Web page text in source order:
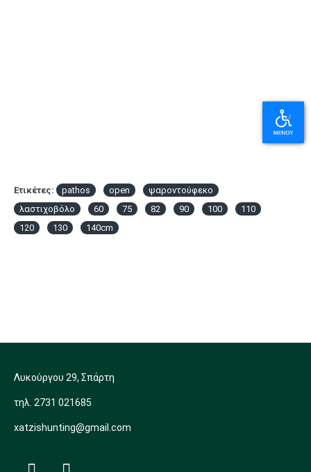
Ετικέτες: pathos open
ψαροντούφεκο
λαστιχοβόλο
60 75 82 90 100
110
120
130 140cm
Λυκούργου 29, Σπάρτη
τηλ. 2731 021685
xatzishunting@gmail.com